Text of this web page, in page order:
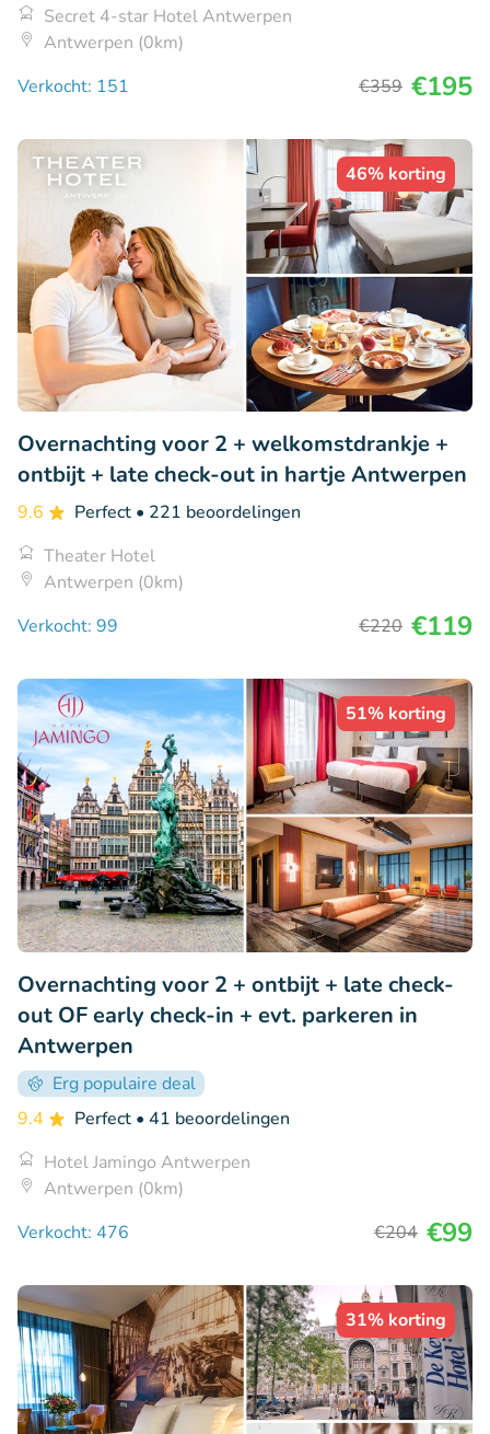
Secret 4-star Hotel Antwerpen
Antwerpen (0km)
Verkocht: 151
€359 €195
46% korting
Overnachting voor 2 + welkomstdrankje +
ontbijt + late check-out in hartje Antwerpen
9.6 Perfect • 221 beoordelingen
Theater Hotel
Antwerpen (0km)
Verkocht: 99
€220 €119
51% korting
Overnachting voor 2 + ontbijt + late check-
out OF early check-in + evt. parkeren in
Antwerpen
Erg populaire deal
9.4
Perfect • 41 beoordelingen
Hotel Jamingo Antwerpen
Antwerpen (0km)
Verkocht: 476
€204 €99
31% korting